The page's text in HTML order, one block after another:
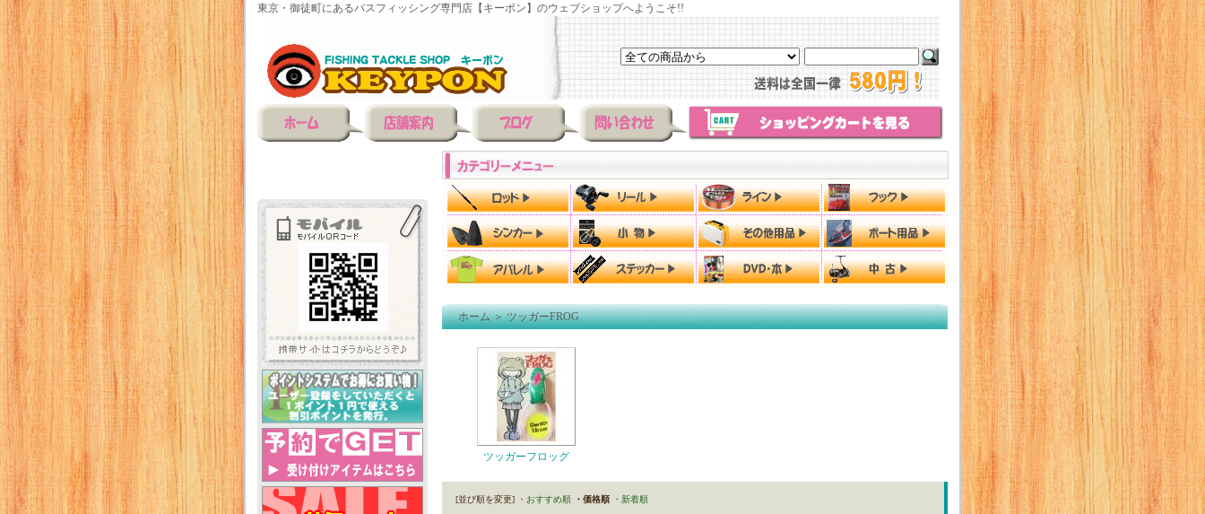
東京・御徒町にあるバスフィッシング専門店【キーポン】のウェブショップへようこそ!!
ホーム＞ツッガーFROG
ツッガーフロッグ
[並び順を変更] ・おすすめ順 ・価格順 ・新着順